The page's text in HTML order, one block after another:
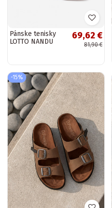
Pánske tenisky
LOTTO NANDU
69,62 €
81,90 €
-15%